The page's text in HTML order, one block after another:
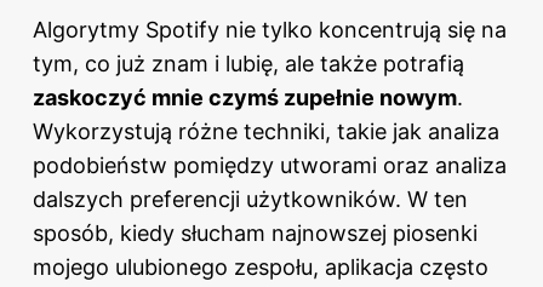
Algorytmy Spotify nie tylko koncentrują się na
tym, co już znam i lubię, ale także potrafią
zaskoczyć mnie czymś zupełnie nowym.
Wykorzystują różne techniki, takie jak analiza
podobieństw pomiędzy utworami oraz analiza
dalszych preferencji użytkowników. W ten
sposób, kiedy słucham najnowszej piosenki
mojego ulubionego zespołu, aplikacja często